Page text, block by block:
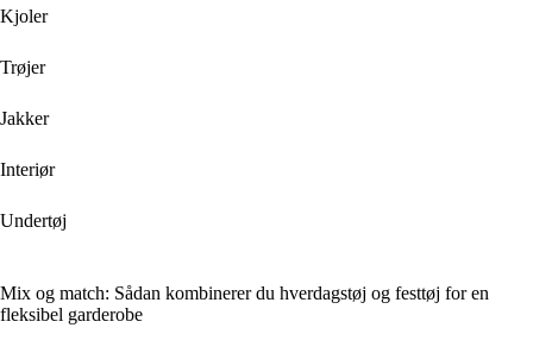
Kjoler
Trøjer
Jakker
Interiør
Undertøj
Mix og match: Sådan kombinerer du hverdagstøj og festtøj for en
fleksibel garderobe